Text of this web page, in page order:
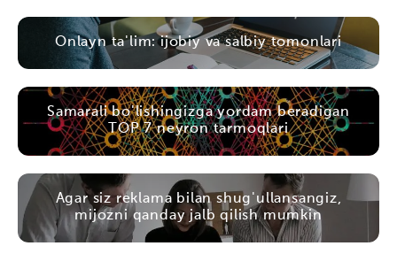
Onlayn ta'lim: ijobiy va salbiy tomonlari
Samarali bo'lishingizga yordam beradigan
TOP 7 neyron tarmoqlari
Agar siz reklama bilan shug'ullansangiz,
mijozni qanday jalb qilish mumkin